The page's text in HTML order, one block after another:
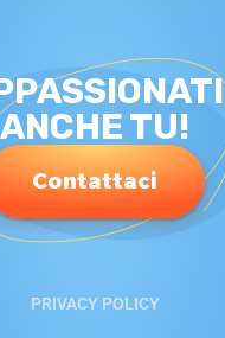
ANCHE TU!
Contattaci
PRIVACY POLICY